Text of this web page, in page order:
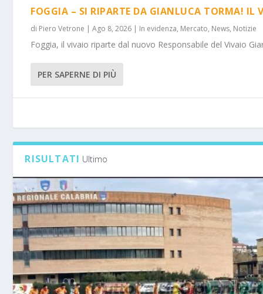
FOGGIA – SI RIPARTE DA GIANLUCA TORMA! IL
di Piero Vetrone |Ago 8, 2026 | In evidenza, Mercato, News, Notizie
Foggia, il vivaio riparte dal nuovo Responsabile del Vivaio
PER SAPERNE DI PIÙ
RISULTATI Ultimo